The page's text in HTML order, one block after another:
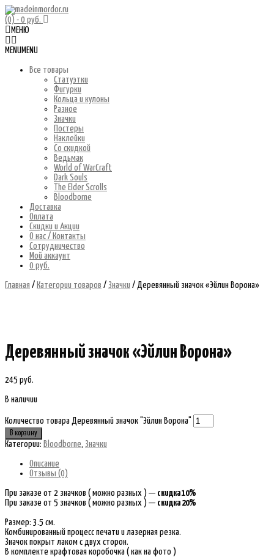
(0) - 0 руб.
МЕНЮ
MENU MENU
Все товары
Статуэтки
Фигурки
Кольца и кулоны
Разное
Значки
Постеры
Наклейки
Со скидкой
Ведьмак
World of WarCraft
Dark Souls
The Elder Scrolls
Bloodborne
Доставка
Оплата
Скидки и Акции
О нас / Контакты
Сотрудничество
Мой аккаунт
0 руб.
Главная / Категории товаров / Значки / Деревянный значок «Эйлин Ворона»
Деревянный значок «Эйлин Ворона»
245 руб.
В наличии
Количество товара Деревянный значок "Эйлин Ворона"
В корзину
Категории: Bloodborne Значки
Описание
Отзывы (0)
При заказе от 2 значков ( можно разных ) — скидка 10%
При заказе от 5 значков ( можно разных ) — скидка 20%
Размер: 3.5 см.
Комбинированный процесс печати и лазерная резка.
Значок покрыт лаком с двух сторон.
В комплекте крафтовая коробочка ( как на фото )